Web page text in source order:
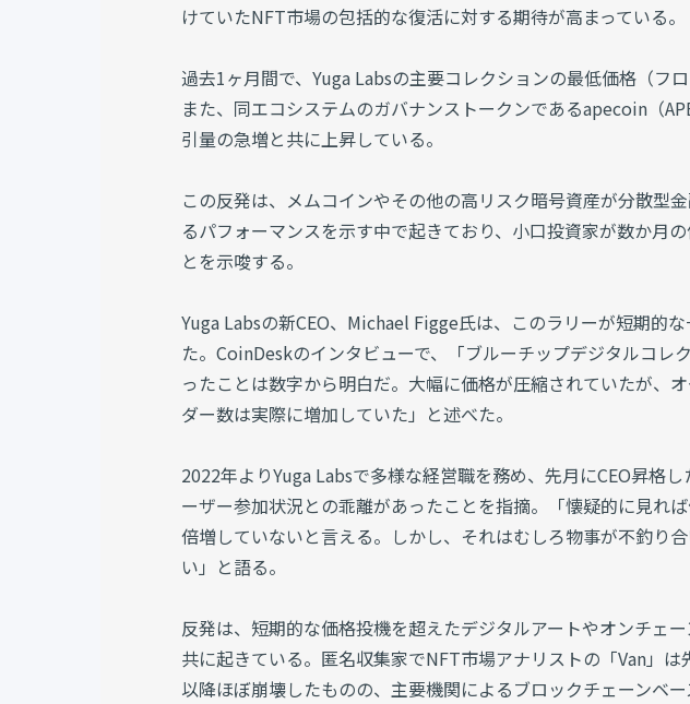
けていたNFT市場の包括的な復活に対する期待が高まっている。
過去1ヶ月間で、Yuga Labsの主要コレクションの最低価格（フ
また、同エコシステムのガバナンストークンであるapecoin（
引量の急増と共に上昇している。
この反発は、メムコインやその他の高リスク暗号資産が分散型
るパフォーマンスを示す中で起きており、小口投資家が数か月
とを示唆する。
Yuga Labsの新CEO、Michael Figge氏は、このラリーが短期的
た。CoinDeskのインタビューで、「ブルーチップデジタルコレ
ったことは数字から明白だ。大幅に価格が圧縮されていたが、
ダー数は実際に増加していた」と述べた。
2022年よりYuga Labsで多様な経営職を務め、先月にCEO昇格
ーザー参加状況との乖離があったことを指摘。「懐疑的に見れ
倍増していないと言える。しかし、それはむしろ物事が不釣り
い」と語る。
反発は、短期的な価格投機を超えたデジタルアートやオンチェ
共に起きている。匿名収集家でNFT市場アナリストの「Van」
以降ほぼ崩壊したものの、主要機関によるブロックチェーンベ